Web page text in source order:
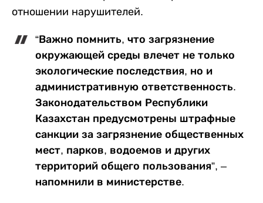
отношении нарушителей.
“Важно помнить, что загрязнение
окружающей среды влечет не только
экологические последствия, но и
административную ответственность.
Законодательством Республики
Казахстан предусмотрены штрафные
санкции за загрязнение общественных
мест, парков, водоемов и других
территорий общего пользования”, –
напомнили в министерстве.